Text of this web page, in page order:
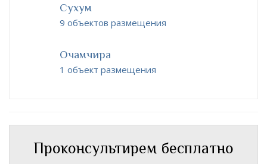
Сухум
9 объектов размещения
Очамчира
1 объект размещения
Проконсультирем бесплатно